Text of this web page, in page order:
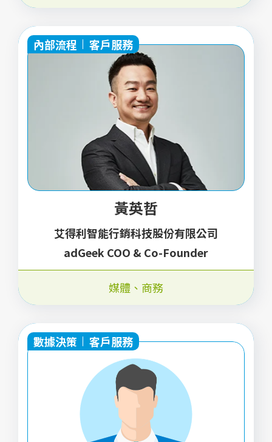
內部流程 客戶服務
黃英哲
艾得利智能行銷科技股份有限公司
adGeek COO & Co-Founder
媒體 、 商務
數據決策 客戶服務